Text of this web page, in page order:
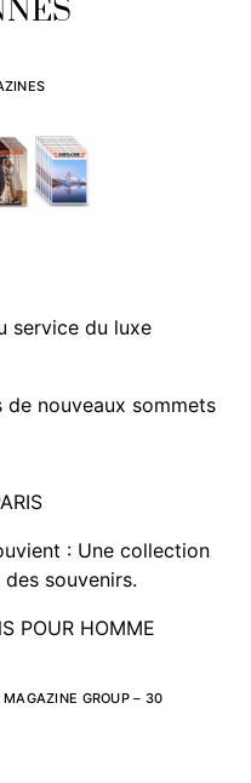
service du luxe
nouveaux sommets
: Une collection
souvenirs.
POUR HOMME
GROUP – 30